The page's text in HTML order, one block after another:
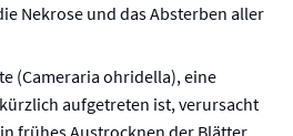
Nekrose und das Absterben aller
(Cameraria ohridella), eine
aufgetreten ist, verursacht